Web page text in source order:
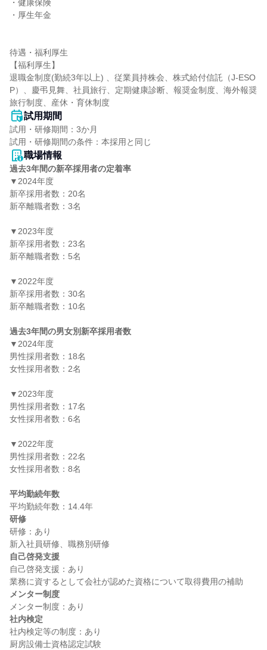
・健康保険
・厚生年金
待遇・福利厚生
【福利厚生】
退職金制度(勤続3年以上) 、従業員持株会、株式給付信託（J-ESO
P）、慶弔見舞、社員旅行、定期健康診断、報奨金制度、海外報奨
旅行制度、産休・育休制度
試用期間
試用・研修期間：3か月
職場情報
過去3年間の新卒採用者の定着率
▼2024年度
新卒採用者数：20名
新卒離職者数：3名
▼2023年度
新卒採用者数：23名
新卒離職者数：5名
▼2022年度
新卒採用者数：30名
新卒離職者数：10名
過去3年間の男女別新卒採用者数
▼2024年度
男性採用者数：18名
女性採用者数：2名
▼2023年度
男性採用者数：17名
女性採用者数：6名
▼2022年度
男性採用者数：22名
女性採用者数：8名
平均勤続年数
研修
研修：あり
自己啓発支援
自己啓発支援：あり
メンター制度
社内検定
社内検定等の制度：あり